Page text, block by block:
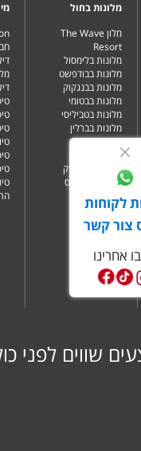
לקוחות
צור קשר
אחרינו
מלונות בחול
מלון The Wave
Resort
מלונות בלימסול
מלונות בבודפשט
מלונות בבנגקוק
מלונות בבטומי
מלונות בטביליסי
מלונות בברלין
מלונות בדובאי
מלונות בלונדון
מלונות בניו יורק
מלונות בפאפוס
שווים לפני